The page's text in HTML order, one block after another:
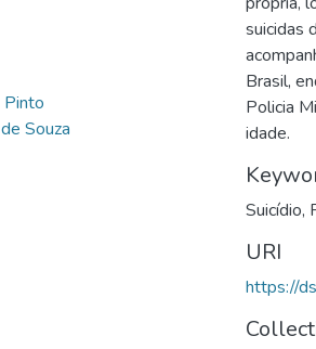
Pinto
Souza
suicidas
Brasil,
Policia
idade.
Suicídio,
URI
https://